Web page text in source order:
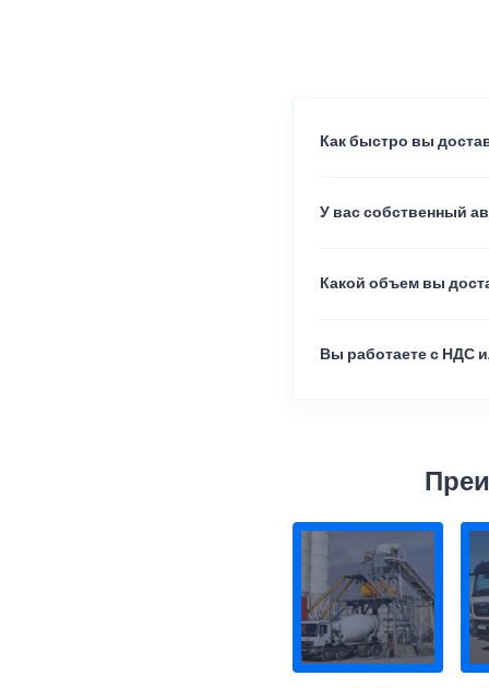
Как быстро вы
У вас собственный
Какой объем вы
Вы работаете с НДС